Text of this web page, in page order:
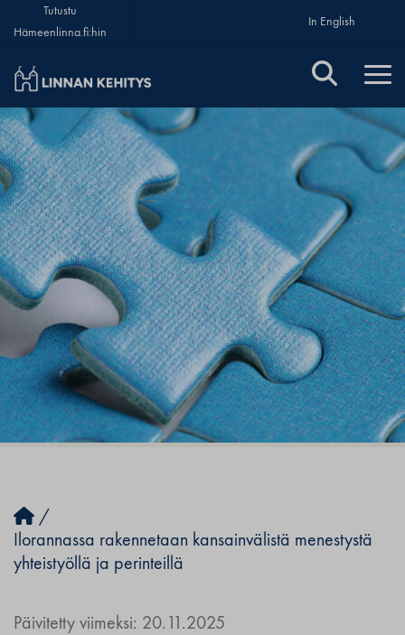
Tutustu
Hämeenlinna.fi:hin
In English
Linnan Kehitys Oy
/
Ilorannassa rakennetaan kansainvälistä menestystä
yhteistyöllä ja perinteillä
Päivitetty viimeksi: 20.11.2025